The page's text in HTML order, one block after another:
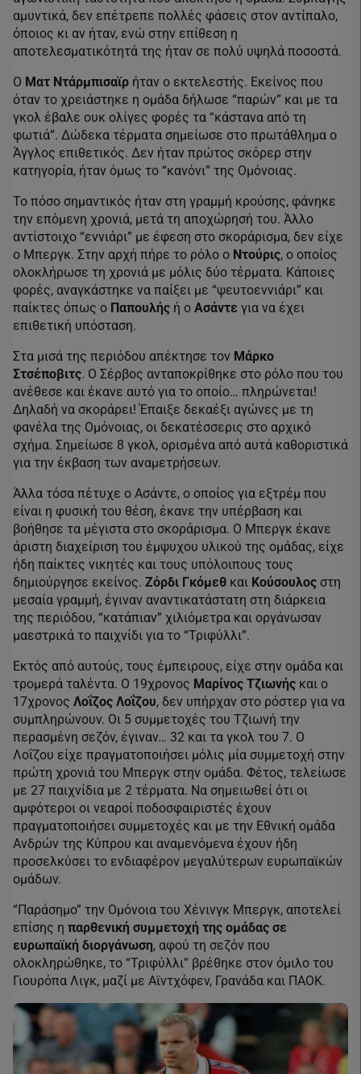
αμυντικά, δεν επέτρεπε πολλές φάσεις στον αντίπαλο,
όποιος κι αν ήταν, ενώ στην επίθεση η
αποτελεσματικότητά της ήταν σε πολύ υψηλά ποσοστά.
Ο Ματ Ντάρμπισαϊρ ήταν ο εκτελεστής. Εκείνος που
όταν το χρειάστηκε η ομάδα δήλωσε “παρών” και με τα
γκολ έβαλε ουκ ολίγες φορές τα “κάστανα από τη
φωτιά”. Δώδεκα τέρματα σημείωσε στο πρωτάθλημα ο
Άγγλος επιθετικός. Δεν ήταν πρώτος σκόρερ στην
κατηγορία, ήταν όμως το “κανόνι” της Ομόνοιας.
Το πόσο σημαντικός ήταν στη γραμμή κρούσης, φάνηκε
την επόμενη χρονιά, μετά τη αποχώρησή του. Άλλο
αντίστοιχο “εννιάρι” με έφεση στο σκοράρισμα, δεν είχε
ο Μπεργκ. Στην αρχή πήρε το ρόλο ο Ντούρις, ο οποίος
ολοκλήρωσε τη χρονιά με μόλις δύο τέρματα. Κάποιες
φορές, αναγκάστηκε να παίξει με “ψευτοεννιάρι” και
παίκτες όπως ο Παπουλής ή ο Ασάντε για να έχει
επιθετική υπόσταση.
Στα μισά της περιόδου απέκτησε τον Μάρκο
Στσέποβιτς. Ο Σέρβος ανταποκρίθηκε στο ρόλο που του
ανέθεσε και έκανε αυτό για το οποίο… πληρώνεται!
Δηλαδή να σκοράρει! Έπαιξε δεκαέξι αγώνες με τη
φανέλα της Ομόνοιας, οι δεκατέσσερις στο αρχικό
σχήμα. Σημείωσε 8 γκολ, ορισμένα από αυτά καθοριστικά
για την έκβαση των αναμετρήσεων.
Άλλα τόσα πέτυχε ο Ασάντε, ο οποίος για εξτρέμ που
είναι η φυσική του θέση, έκανε την υπέρβαση και
βοήθησε τα μέγιστα στο σκοράρισμα. Ο Μπεργκ έκανε
άριστη διαχείριση του έμψυχου υλικού της ομάδας, είχε
ήδη παίκτες νικητές και τους υπόλοιπους τους
δημιούργησε εκείνος. Ζόρδι Γκόμεθ και Κούσουλος στη
μεσαία γραμμή, έγιναν αναντικατάστατη στη διάρκεια
της περιόδου, “κατάπιαν” χιλιόμετρα και οργάνωσαν
μαεστρικά το παιχνίδι για το “Τριφύλλι”.
Εκτός από αυτούς, τους έμπειρους, είχε στην ομάδα και
τρομερά ταλέντα. Ο 19χρονος Μαρίνος Τζιωνής και ο
17χρονος Λοΐζος Λοΐζου, δεν υπήρχαν στο ρόστερ για να
συμπληρώνουν. Οι 5 συμμετοχές του Τζιωνή την
περασμένη σεζόν, έγιναν… 32 και τα γκολ του 7. Ο
Λοΐζου είχε πραγματοποιήσει μόλις μία συμμετοχή στην
πρώτη χρονιά του Μπεργκ στην ομάδα. Φέτος, τελείωσε
με 27 παιχνίδια με 2 τέρματα. Να σημειωθεί ότι οι
αμφότεροι οι νεαροί ποδοσφαιριστές έχουν
πραγματοποιήσει συμμετοχές και με την Εθνική ομάδα
Ανδρών της Κύπρου και αναμενόμενα έχουν ήδη
προσελκύσει το ενδιαφέρον μεγαλύτερων ευρωπαϊκών
ομάδων.
“Παράσημο” την Ομόνοια του Χένινγκ Μπεργκ, αποτελεί
επίσης η παρθενική συμμετοχή της ομάδας σε
ευρωπαϊκή διοργάνωση, αφού τη σεζόν που
ολοκληρώθηκε, το “Τριφύλλι” βρέθηκε στον όμιλο του
Γιουρόπα Λιγκ, μαζί με Αϊντχόφεν, Γρανάδα και ΠΑΟΚ.